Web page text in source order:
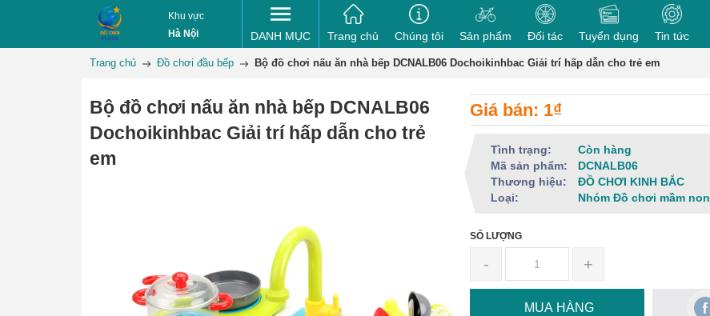
Khu vực
Hà Nội
DANH MỤC Trang chủ Chúng tôi Sản phẩm Đối tác Tuyển dụng Tin tức
Trang chủ Đồ chơi đầu bếp Bộ đồ chơi nấu ăn nhà bếp DCNALB06 Dochoikinhbac Giải trí hấp dẫn cho trẻ em
Bộ đồ chơi nấu ăn nhà bếp DCNALB06
Dochoikinhbac Giải trí hấp dẫn cho trẻ
em
Giá bán: 1₫
Tình trạng:
Còn hàng
Mã sản phẩm:
DCNALB06
Thương hiệu:
ĐỒ CHƠI KINH BẮC
Loại:
Nhóm Đồ chơi mầm non
SỐ LƯỢNG
- +
MUA HÀNG